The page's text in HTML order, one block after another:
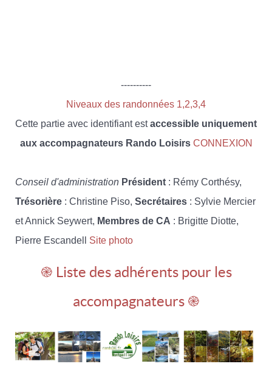
----------
Niveaux des randonnées 1,2,3,4
Cette partie avec identifiant estaccessible uniquement
aux accompagnateurs Rando Loisirs CONNEXION
Conseil d'administration Président : Rémy Corthésy,
Trésorière : Christine Piso, Secrétaires : Sylvie Mercier
et Annick Seywert, Membres de CA : Brigitte Diotte,
Pierre Escandell Site photo
֎ Liste des adhérents pour les
accompagnateurs ֎